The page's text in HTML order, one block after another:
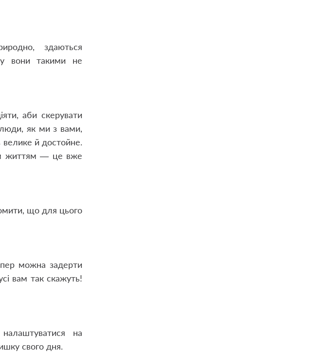
здаються
вони такими не
аби скерувати
люди, як ми з вами,
й достойне.
життям — це вже
що для цього
можна задерти
вам так скажуть!
на
свого дня.